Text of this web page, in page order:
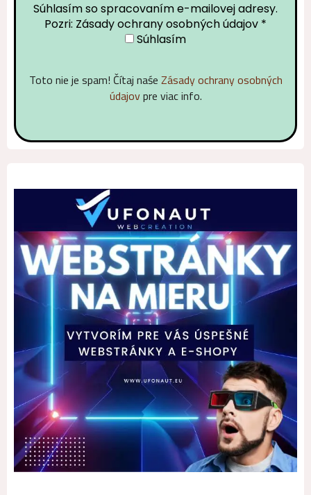
Súhlasím so spracovaním e-mailovej adresy.
Pozri: Zásady ochrany osobných údajov *
Súhlasím
Toto nie je spam! Čítaj naśe Zásady ochrany osobných
údajovpre viac info.
Alternative: